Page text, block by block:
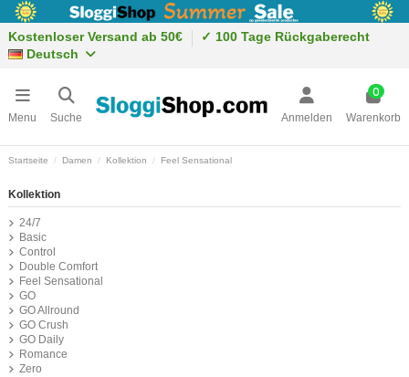
Kostenloser Versand ab 50€
✓ 100 Tage Rückgaberecht
Deutsch
Menu Suche Anmelden
0
Warenkorb
Startseite Damen Kollektion Feel Sensational
Kollektion
24/7
Basic
Control
Double Comfort
Feel Sensational
GO
GO Allround
GO Crush
GO Daily
Romance
Zero